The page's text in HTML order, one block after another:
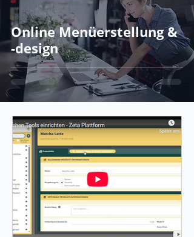
Online Menüerstellung &
-design